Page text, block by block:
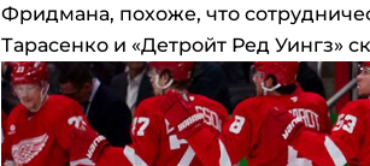
Фридмана, похоже, что
Тарасенко и «Детройт Ред Уингз»